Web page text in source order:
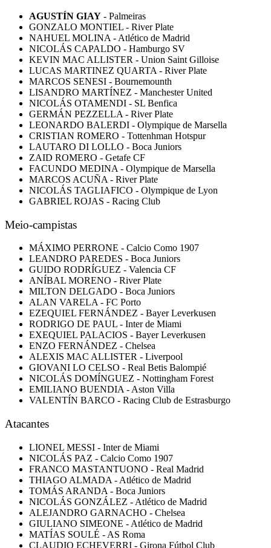
AGUSTÍN GIAY - Palmeiras
GONZALO MONTIEL - River Plate
NAHUEL MOLINA - Atlético de Madrid
NICOLÁS CAPALDO - Hamburgo SV
KEVIN MAC ALLISTER - Union Saint Gilloise
LUCAS MARTINEZ QUARTA - River Plate
MARCOS SENESI - Bournemounth
LISANDRO MARTÍNEZ - Manchester United
NICOLÁS OTAMENDI - SL Benfica
GERMÁN PEZZELLA - River Plate
LEONARDO BALERDI - Olympique de Marsella
CRISTIAN ROMERO - Tottenhman Hotspur
LAUTARO DI LOLLO - Boca Juniors
ZAID ROMERO - Getafe CF
FACUNDO MEDINA - Olympique de Marsella
MARCOS ACUÑA - River Plate
NICOLÁS TAGLIAFICO - Olympique de Lyon
GABRIEL ROJAS - Racing Club
Meio-campistas
MÁXIMO PERRONE - Calcio Como 1907
LEANDRO PAREDES - Boca Juniors
GUIDO RODRÍGUEZ - Valencia CF
ANÍBAL MORENO - River Plate
MILTON DELGADO - Boca Juniors
ALAN VARELA - FC Porto
EZEQUIEL FERNÁNDEZ - Bayer Leverkusen
RODRIGO DE PAUL - Inter de Miami
EXEQUIEL PALACIOS - Bayer Leverkusen
ENZO FERNÁNDEZ - Chelsea
ALEXIS MAC ALLISTER - Liverpool
GIOVANI LO CELSO - Real Betis Balompié
NICOLÁS DOMÍNGUEZ - Nottingham Forest
EMILIANO BUENDIA - Aston Villa
VALENTÍN BARCO - Racing Club de Estrasburgo
Atacantes
LIONEL MESSI - Inter de Miami
NICOLÁS PAZ - Calcio Como 1907
FRANCO MASTANTUONO - Real Madrid
THIAGO ALMADA - Atlético de Madrid
TOMÁS ARANDA - Boca Juniors
NICOLÁS GONZÁLEZ - Atlético de Madrid
ALEJANDRO GARNACHO - Chelsea
GIULIANO SIMEONE - Atlético de Madrid
MATÍAS SOULÉ - AS Roma
CLAUDIO ECHEVERRI - Girona Fútbol Club